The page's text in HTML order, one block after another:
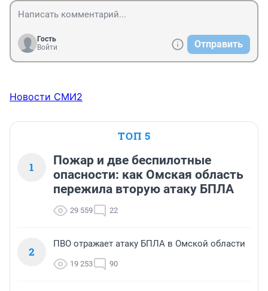
Гость
Войти
Отправить
Новости СМИ2
ТОП 5
1
Пожар и две беспилотные
опасности: как Омская область
пережила вторую атаку БПЛА
29 559 22
2
ПВО отражает атаку БПЛА в Омской области
19 253 90